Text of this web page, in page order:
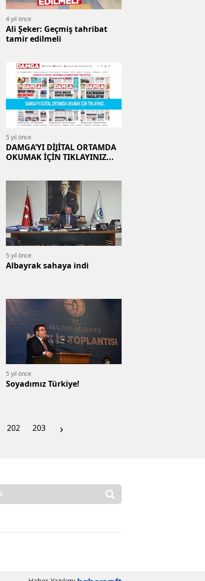
4 yıl önce
Ali Şeker: Geçmiş tahribat
tamir edilmeli
5 yıl önce
DAMGA’YI DİJİTAL ORTAMDA
OKUMAK İÇİN TIKLAYINIZ...
5 yıl önce
Albayrak sahaya indi
5 yıl önce
Soyadımız Türkiye!
202 203 ›